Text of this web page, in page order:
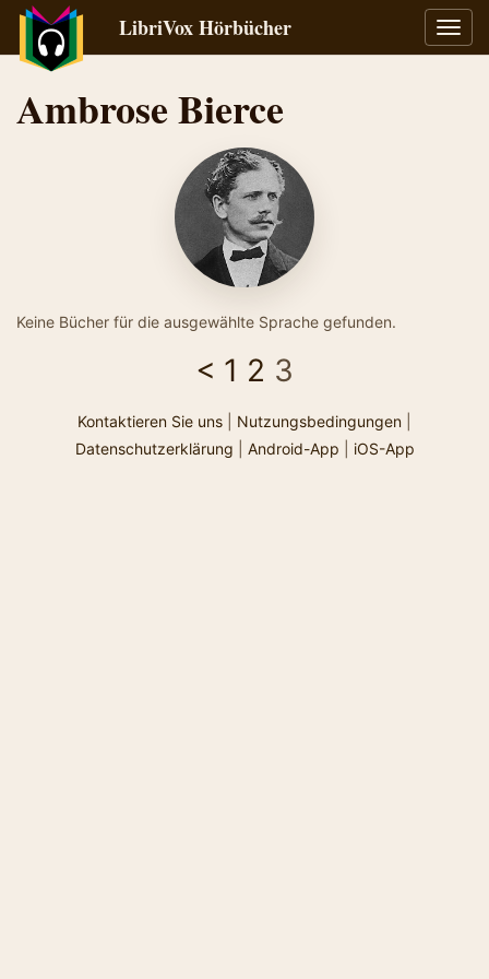
LibriVox Hörbücher
Ambrose Bierce
Keine Bücher für die ausgewählte Sprache gefunden.
< 1 2 3
Kontaktieren Sie uns Nutzungsbedingungen
Datenschutzerklärung
Android-App iOS-App